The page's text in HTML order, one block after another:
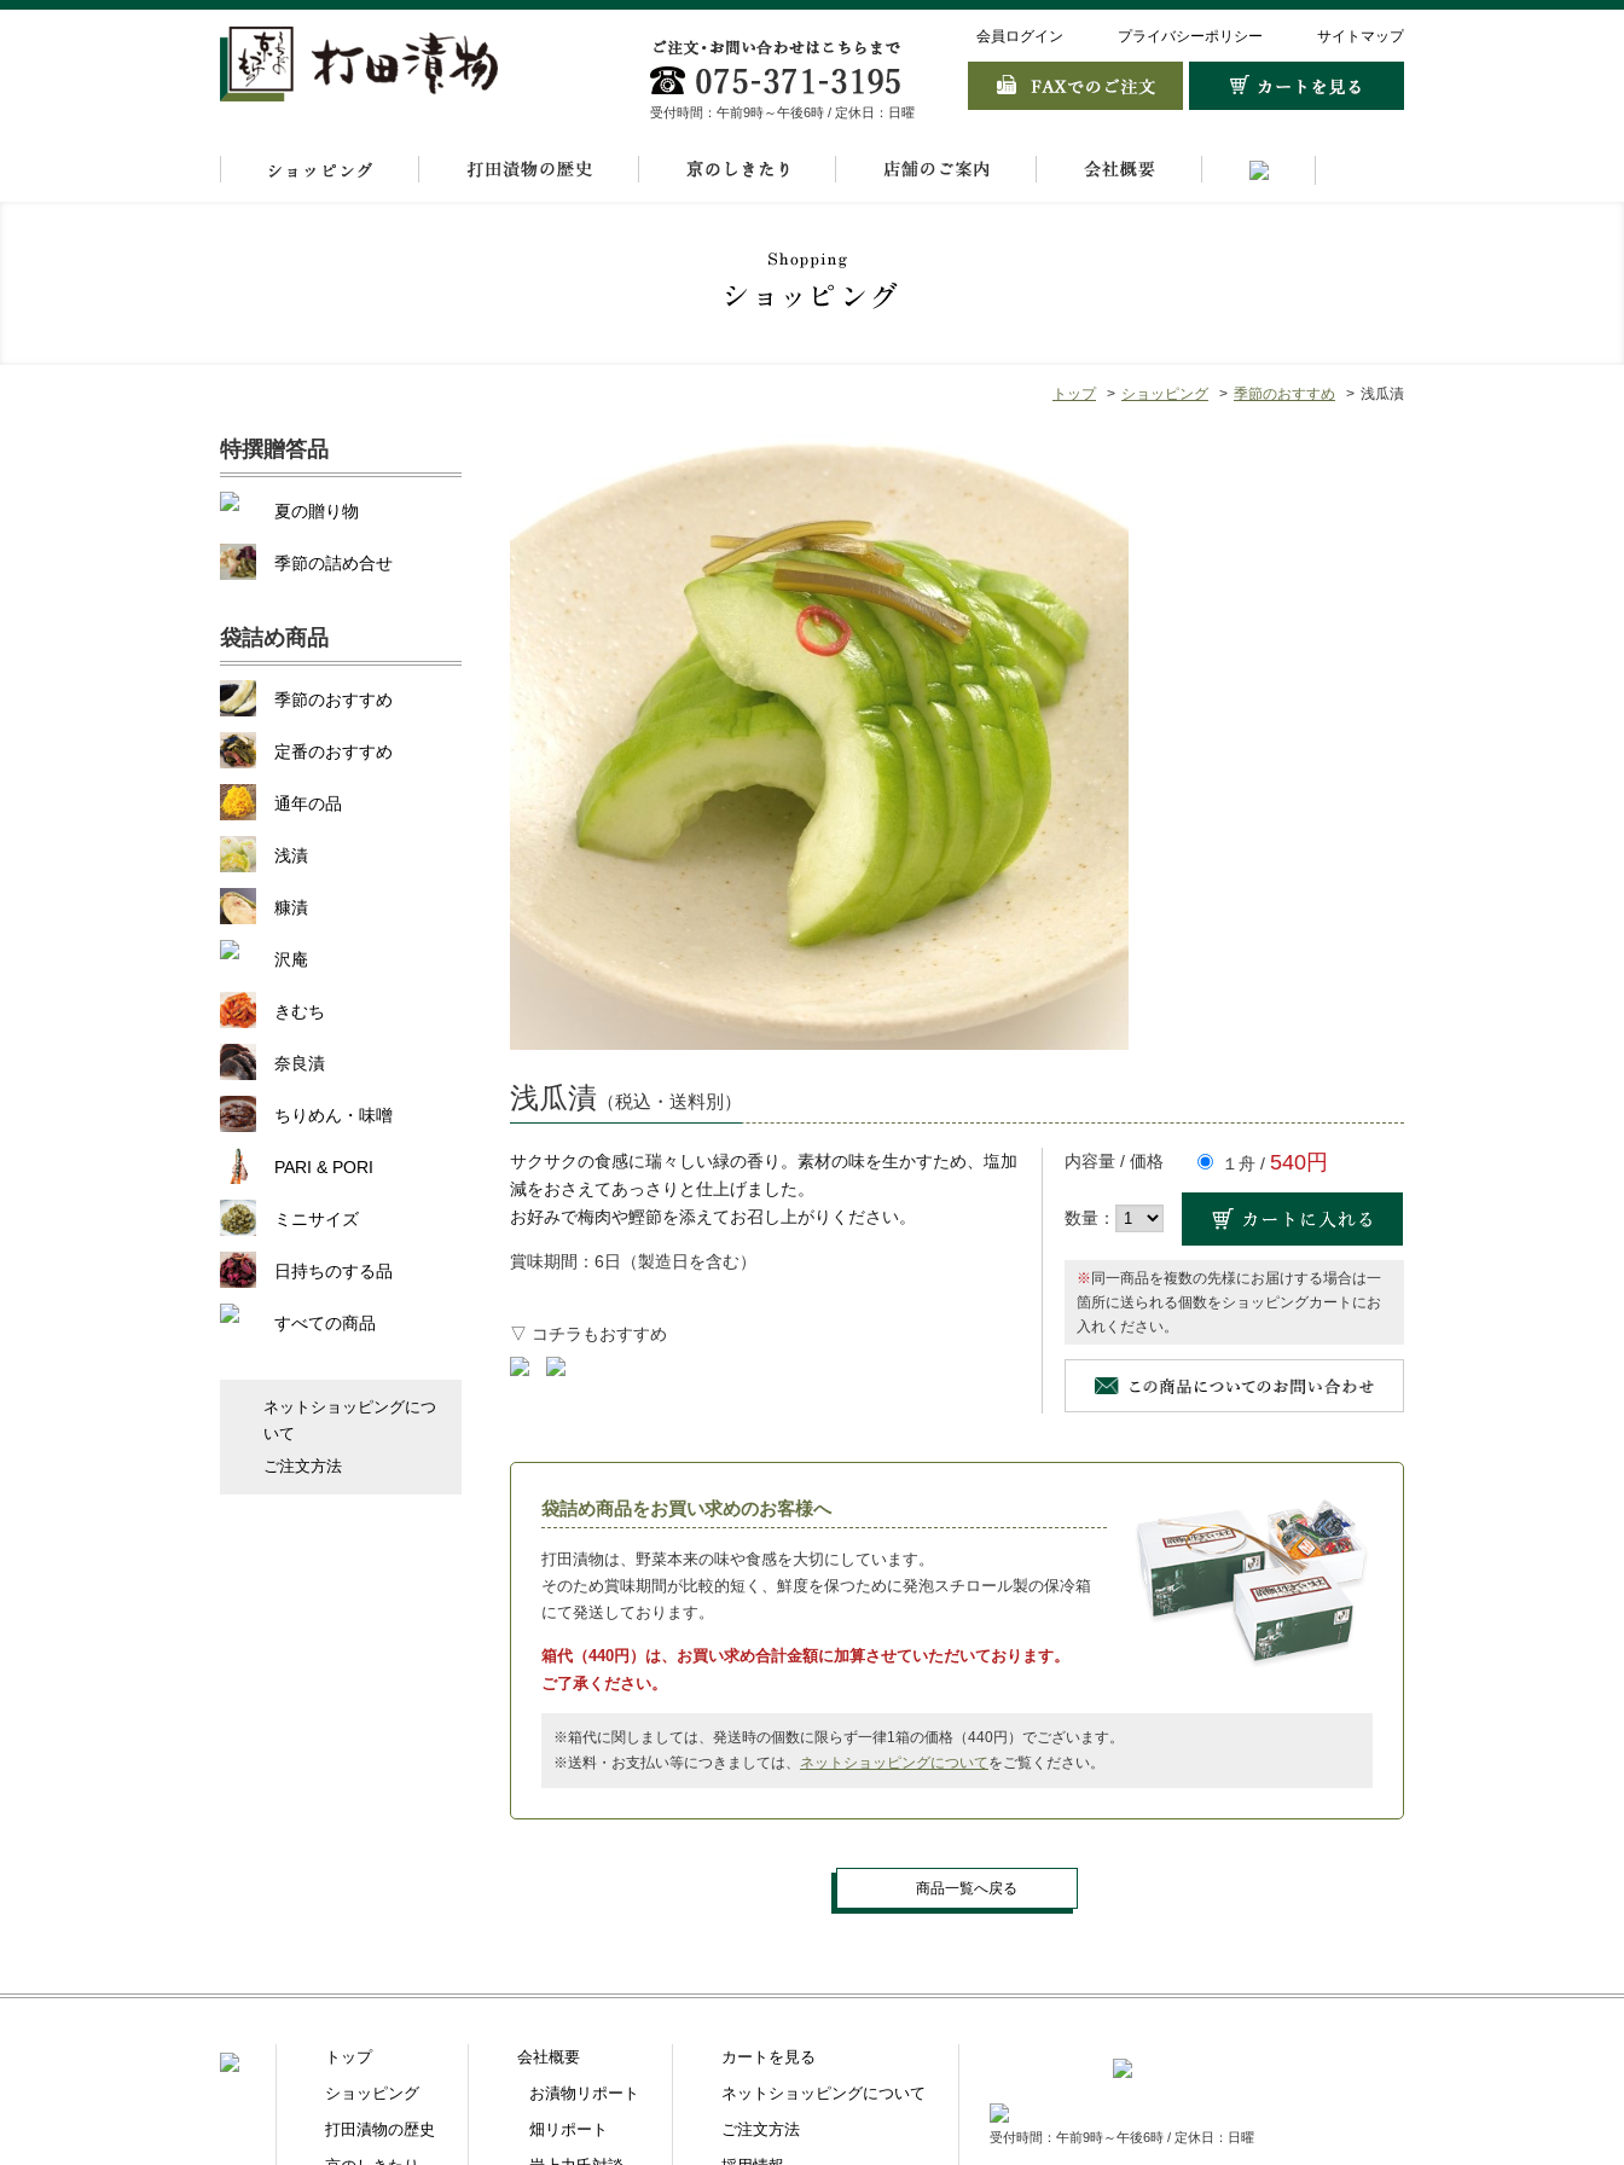
受付時間：午前9時～午後6時 / 定休日：日曜
会員ログイン プライバシーポリシー サイトマップ
トップ ショッピング 季節のおすすめ 浅瓜漬
浅瓜漬 （税込・送料別）
サクサクの食感に瑞々しい緑の香り。 素材の味を生かすため、塩加
減をおさえてあっさりと仕上げました。
お好みで梅肉や鰹節を添えてお召し上がりください。
賞味期間 ：6日 （製造日を含む）
▽ コチラもおすすめ
内容量 / 価格 １舟 / 540円
数量：
※同一商品を複数の先様にお届けする場合は一
箇所に送られる個数をショッピングカートにお
入れください。
袋詰め商品をお買い求めのお客様へ
打田漬物は、野菜本来の味や食感を大切にしています。
そのため賞味期間が比較的短く、鮮度を保つために発泡スチロール製の保冷箱
にて発送しております。
箱代（440円）は、お買い求め合計金額に加算させていただいております。
ご了承ください。
※箱代に関しましては、発送時の個数に限らず一律1箱の価格（440円）でございます。
※送料・お支払い等につきましては、 ネットショッピングについてをご覧ください。
商品一覧へ戻る
特撰贈答品
夏の贈り物
季節の詰め合せ
袋詰め商品
季節のおすすめ
定番のおすすめ
通年の品
浅漬
糠漬
沢庵
きむち
奈良漬
ちりめん・味噌
PARI & PORI
ミニサイズ
日持ちのする品
すべての商品
ネットショッピングにつ
いて
ご注文方法
トップ
ショッピング
打田漬物の歴史
会社概要
お漬物リポート
畑リポート
カートを見る
ネットショッピングについて
ご注文方法
受付時間：午前9時～午後6時 / 定休日：日曜